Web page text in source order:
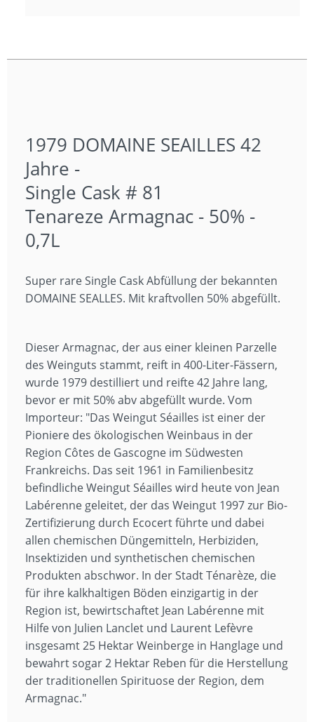
1979 DOMAINE SEAILLES 42
Jahre -
Single Cask # 81
Tenareze Armagnac - 50% -
0,7L
Super rare Single Cask Abfüllung der bekannten
DOMAINE SEALLES. Mit kraftvollen 50% abgefüllt.
Dieser Armagnac, der aus einer kleinen Parzelle
des Weinguts stammt, reift in 400-Liter-Fässern,
wurde 1979 destilliert und reifte 42 Jahre lang,
bevor er mit 50% abv abgefüllt wurde. Vom
Importeur: "Das Weingut Séailles ist einer der
Pioniere des ökologischen Weinbaus in der
Region Côtes de Gascogne im Südwesten
Frankreichs. Das seit 1961 in Familienbesitz
befindliche Weingut Séailles wird heute von Jean
Labérenne geleitet, der das Weingut 1997 zur Bio-
Zertifizierung durch Ecocert führte und dabei
allen chemischen Düngemitteln, Herbiziden,
Insektiziden und synthetischen chemischen
Produkten abschwor. In der Stadt Ténarèze, die
für ihre kalkhaltigen Böden einzigartig in der
Region ist, bewirtschaftet Jean Labérenne mit
Hilfe von Julien Lanclet und Laurent Lefèvre
insgesamt 25 Hektar Weinberge in Hanglage und
bewahrt sogar 2 Hektar Reben für die Herstellung
der traditionellen Spirituose der Region, dem
Armagnac."